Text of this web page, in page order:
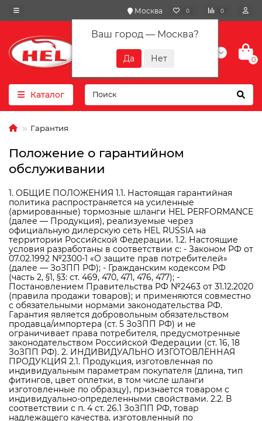
Москва
Ваш город — Москва?
0 0
+7(901) 417-10-01
0
Каталог
Гарантия
Положение о гарантийном
обслуживании
1. ОБЩИЕ ПОЛОЖЕНИЯ 1.1. Настоящая гарантийная
политика распространяется на усиленные
(армированные) тормозные шланги HEL PERFORMANCE
(далее — Продукция), реализуемые через
официальную дилерскую сеть HEL RUSSIA на
территории Российской Федерации. 1.2. Настоящие
условия разработаны в соответствии с: - Законом РФ от
07.02.1992 №2300-1 «О защите прав потребителей»
(далее — ЗоЗПП РФ); - Гражданским кодексом РФ
(часть 2, §1, §3: ст. 469, 470, 471, 476, 477); -
Постановлением Правительства РФ №2463 от 31.12.2020
(правила продажи товаров); и применяются совместно
с обязательными нормами законодательства РФ.
Гарантия является добровольным обязательством
продавца/импортера (ст. 5 ЗоЗПП РФ) и не
ограничивает права потребителя, предусмотренные
законодательством Российской Федерации (ст. 16, 18
ЗоЗПП РФ). 2. ИНДИВИДУАЛЬНО ИЗГОТОВЛЕННАЯ
ПРОДУКЦИЯ 2.1. Продукция, изготовленная по
индивидуальным параметрам покупателя (длина, тип
фитингов, цвет оплетки, в том числе шланги
изготовленные по образцу), признается товаром с
индивидуально-определенными свойствами. 2.2. В
соответствии с п. 4 ст. 26.1 ЗоЗПП РФ, товар
надлежащего качества, изготовленный по